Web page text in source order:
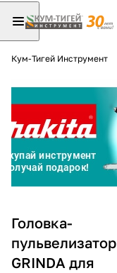
Кум-Тигей Инструмент
Головка-
пульвелизатор
GRINDA для
Разбейте
оплатуна
без
График
Сегодня